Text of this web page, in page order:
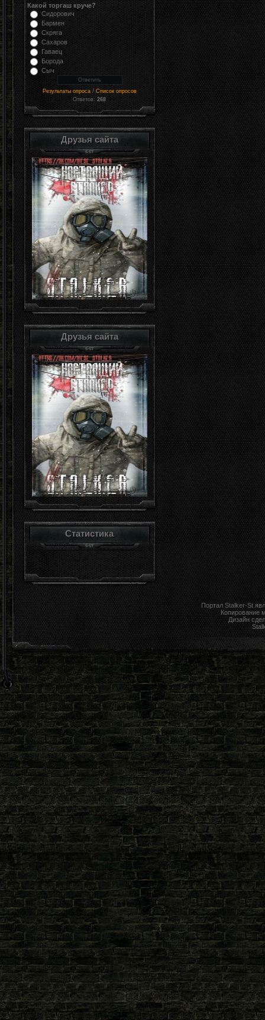
Какой торгаш круче?
Сидорович
Бармен
Скряга
Сахаров
Гаваец
Борода
Сыч
Результаты опроса / Список опросов
Ответов:268
Друзья сайта
Друзья сайта
Статистика
Портал Stalker-St
Копирование
Дизайн